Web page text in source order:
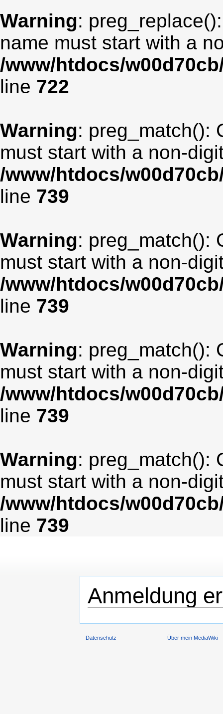
Warning:
name must start with a
/www/htdocs/
line 722
Warning: preg_match():
must start with a non-
/www/htdocs/
line 739
Warning: preg_match():
must start with a non-
/www/htdocs/
line 739
Warning: preg_match():
must start with a non-
/www/htdocs/
line 739
Warning: preg_match():
must start with a non-
/www/htdocs/
line 739
Anmeldung
Datenschutz Über mein MediaWiki